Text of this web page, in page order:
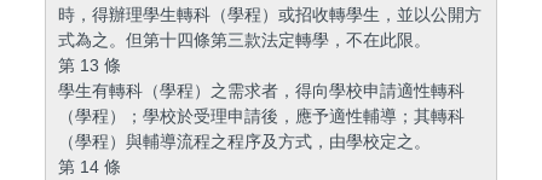
時，得辦理學生轉科（學程）或招收轉學生，並以公開方
式為之。但第十四條第三款法定轉學，不在此限。
第 13 條
學生有轉科（學程）之需求者，得向學校申請適性轉科
（學程）；學校於受理申請後，應予適性輔導；其轉科
（學程）與輔導流程之程序及方式，由學校定之。
第 14 條